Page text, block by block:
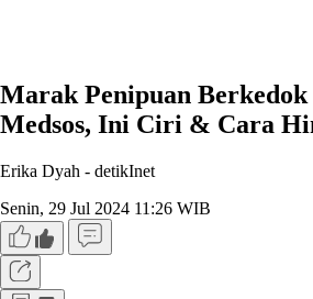
Marak Penipuan Berkedok
Medsos, Ini Ciri & Cara
Erika Dyah - detikInet
Senin, 29 Jul 2024 11:26 WIB